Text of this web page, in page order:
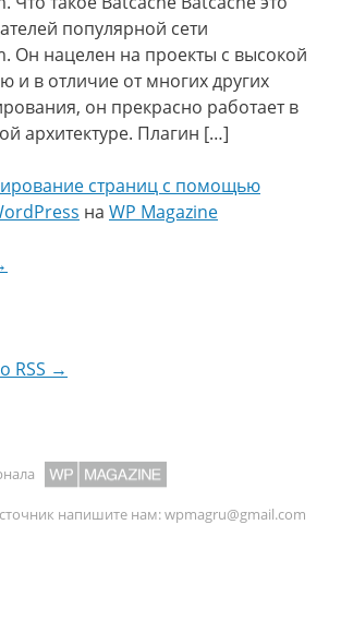
популярной сети
Он нацелен на проекты с высокой
и в отличие от многих других
он прекрасно работает в
архитектуре. Плагин […]
страниц с помощью
на WP Magazine
RSS →
напишите нам:wpmagru@gmail.com